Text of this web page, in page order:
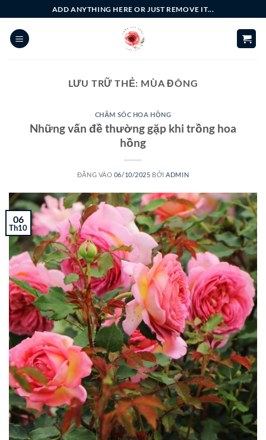
qua
nội
dung
ADD ANYTHING HERE OR JUST REMOVE IT...
LƯU TRỮ THẺ: MÙA ĐÔNG
CHĂM SÓC HOA HỒNG
Những vấn đề thường gặp khi trồng hoa
hồng
ĐĂNG VÀO 06/10/2025 BỞI ADMIN
06
Th10